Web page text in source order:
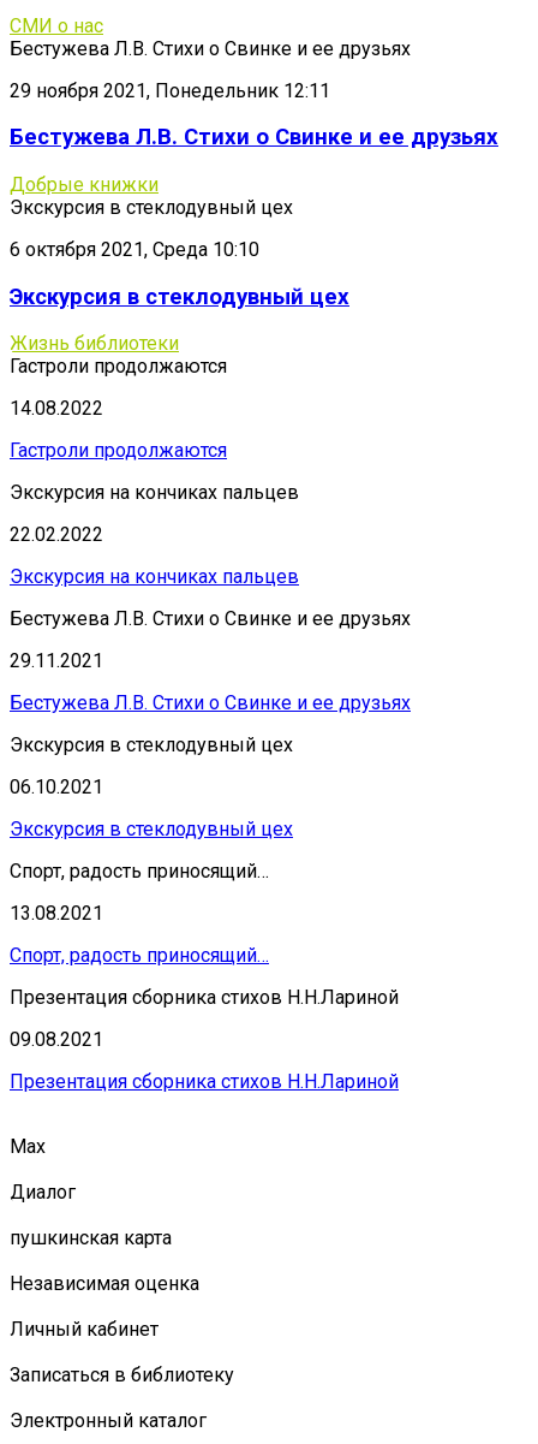
СМИ о нас
Бестужева Л.В. Стихи о Свинке и ее друзьях
29 ноября 2021, Понедельник 12:11
Бестужева Л.В. Стихи о Свинке и ее друзьях
Добрые книжки
Экскурсия в стеклодувный цех
6 октября 2021, Среда 10:10
Экскурсия в стеклодувный цех
Жизнь библиотеки
Гастроли продолжаются
14.08.2022
Гастроли продолжаются
Экскурсия на кончиках пальцев
22.02.2022
Экскурсия на кончиках пальцев
Бестужева Л.В. Стихи о Свинке и ее друзьях
29.11.2021
Бестужева Л.В. Стихи о Свинке и ее друзьях
Экскурсия в стеклодувный цех
06.10.2021
Экскурсия в стеклодувный цех
Спорт, радость приносящий…
13.08.2021
Спорт, радость приносящий…
Презентация сборника стихов Н.Н.Лариной
09.08.2021
Презентация сборника стихов Н.Н.Лариной
Мах
Диалог
пушкинская карта
Независимая оценка
Личный кабинет
Записаться в библиотеку
Электронный каталог